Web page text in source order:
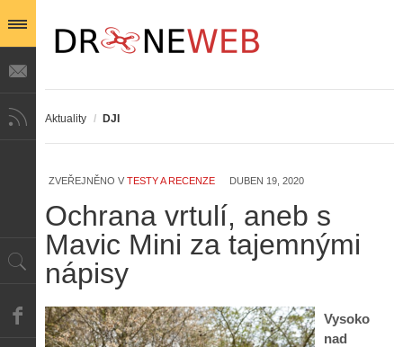
Aktuality / DJI
ZVEŘEJNĚNO V TESTY A RECENZE DUBEN 19, 2020
Ochrana vrtulí, aneb s
Mavic Mini za tajemnými
nápisy
Vysoko
nad